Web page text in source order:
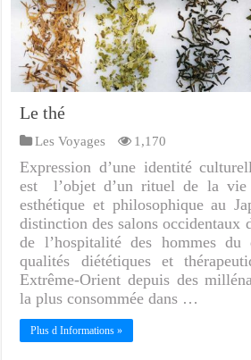
Le thé
Les Voyages 1,170
Expression d’une identité
est l’objet d’un rituel de la vie
esthétique et philosophique au
distinction des salons occidentaux
de l’hospitalité des hommes
qualités diététiques et
Extrême-Orient depuis des
la plus consommée dans …
Plus d Informations »